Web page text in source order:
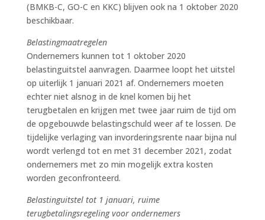
(BMKB-C, GO-C en KKC) blijven ook na 1 oktober 2020
beschikbaar.
Belastingmaatregelen
Ondernemers kunnen tot 1 oktober 2020
belastinguitstel aanvragen. Daarmee loopt het uitstel
op uiterlijk 1 januari 2021 af. Ondernemers moeten
echter niet alsnog in de knel komen bij het
terugbetalen en krijgen met twee jaar ruim de tijd om
de opgebouwde belastingschuld weer af te lossen. De
tijdelijke verlaging van invorderingsrente naar bijna nul
wordt verlengd tot en met 31 december 2021, zodat
ondernemers met zo min mogelijk extra kosten
worden geconfronteerd.
Belastinguitstel tot 1 januari, ruime
terugbetalingsregeling voor ondernemers